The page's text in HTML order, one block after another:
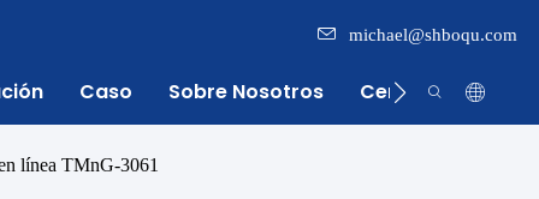
michael@shboqu.com
Caso Sobre Nosotros Centro De
línea TMnG-3061